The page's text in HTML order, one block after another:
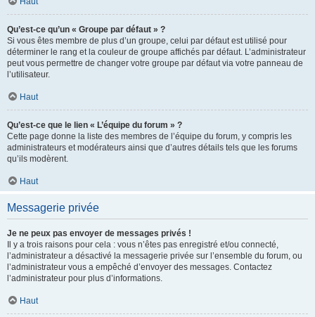
Qu’est-ce qu’un « Groupe par défaut » ?
Si vous êtes membre de plus d’un groupe, celui par défaut est utilisé pour
déterminer le rang et la couleur de groupe affichés par défaut. L’administrateur
peut vous permettre de changer votre groupe par défaut via votre panneau de
l’utilisateur.
Haut
Qu’est-ce que le lien « L’équipe du forum » ?
Cette page donne la liste des membres de l’équipe du forum, y compris les
administrateurs et modérateurs ainsi que d’autres détails tels que les forums
qu’ils modèrent.
Haut
Messagerie privée
Je ne peux pas envoyer de messages privés !
Il y a trois raisons pour cela : vous n’êtes pas enregistré et/ou connecté,
l’administrateur a désactivé la messagerie privée sur l’ensemble du forum, ou
l’administrateur vous a empêché d’envoyer des messages. Contactez
l’administrateur pour plus d’informations.
Haut